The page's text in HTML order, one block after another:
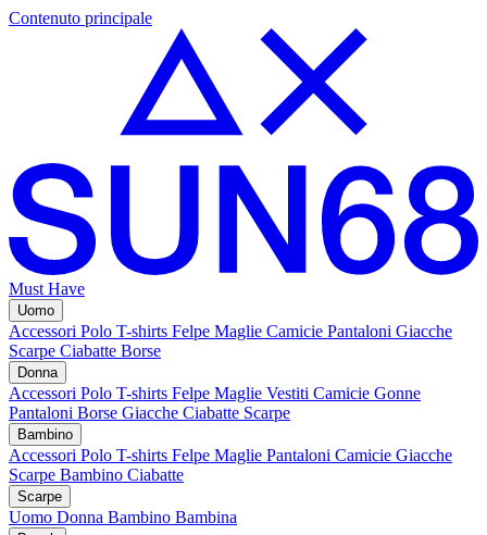
Contenuto principale
Must Have
Uomo
Accessori Polo T-shirts Felpe Maglie Camicie Pantaloni Giacche
Scarpe Ciabatte Borse
Donna
Accessori Polo T-shirts Felpe Maglie Vestiti Camicie Gonne
Pantaloni Borse Giacche Ciabatte Scarpe
Bambino
Accessori Polo T-shirts Felpe Maglie Pantaloni Camicie Giacche
Scarpe Bambino Ciabatte
Scarpe
Uomo Donna Bambino Bambina